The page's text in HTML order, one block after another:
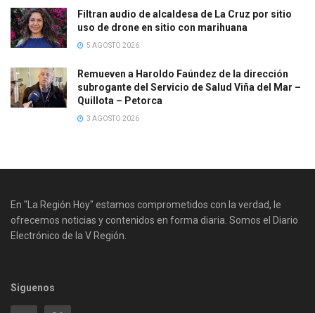
Filtran audio de alcaldesa de La Cruz por sitio
uso de drone en sitio con marihuana
5 AGOSTO 2026
Remueven a Haroldo Faúndez de la dirección
subrogante del Servicio de Salud Viña del Mar –
Quillota – Petorca
3 AGOSTO 2026
En "La Región Hoy" estamos comprometidos con la verdad, le
ofrecemos noticias y contenidos en forma diaria. Somos el Diario
Electrónico de la V Región.
Siguenos